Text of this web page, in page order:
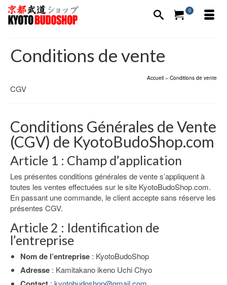
0
Conditions de vente
Accueil » Conditions de vente
CGV
Conditions Générales de Vente
(CGV) de KyotoBudoShop.com
Article 1 : Champ d’application
Les présentes conditions générales de vente s’appliquent à
toutes les ventes effectuées sur le site KyotoBudoShop.com.
En passant une commande, le client accepte sans réserve les
présentes CGV.
Article 2 : Identification de
l’entreprise
Nom de l’entreprise : KyotoBudoShop
Adresse : Kamitakano ikeno Uchi Chyo